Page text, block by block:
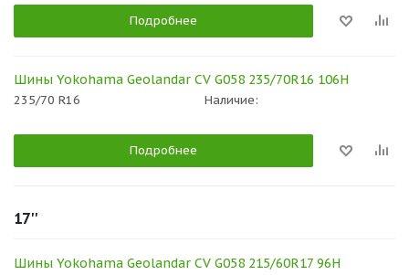
Подробнее
Шины Yokohama Geolandar CV G058 235/70R16 106H
235/70 R16 Наличие:
Подробнее
17''
Шины Yokohama Geolandar CV G058 215/60R17 96H